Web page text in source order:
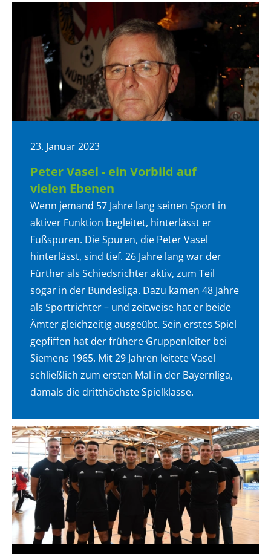
23. Januar 2023
Peter Vasel - ein Vorbild auf
vielen Ebenen
Wenn jemand 57 Jahre lang seinen Sport in
aktiver Funktion begleitet, hinterlässt er
Fußspuren. Die Spuren, die Peter Vasel
hinterlässt, sind tief. 26 Jahre lang war der
Fürther als Schiedsrichter aktiv, zum Teil
sogar in der Bundesliga. Dazu kamen 48 Jahre
als Sportrichter – und zeitweise hat er beide
Ämter gleichzeitig ausgeübt. Sein erstes Spiel
gepfiffen hat der frühere Gruppenleiter bei
Siemens 1965. Mit 29 Jahren leitete Vasel
schließlich zum ersten Mal in der Bayernliga,
damals die dritthöchste Spielklasse.